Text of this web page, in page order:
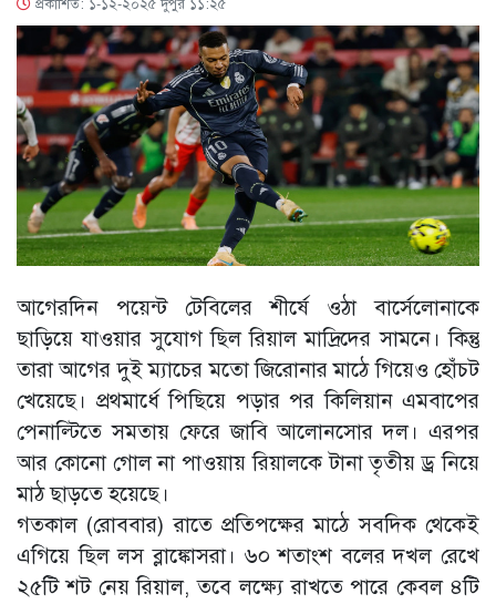
প্রকাশিত: ১-১২-২০২৫ দুপুর ১১:২৫
আগেরদিন পয়েন্ট টেবিলের শীর্ষে ওঠা বার্সেলোনাকে
ছাড়িয়ে যাওয়ার সুযোগ ছিল রিয়াল মাদ্রিদের সামনে। কিন্তু
তারা আগের দুই ম্যাচের মতো জিরোনার মাঠে গিয়েও হোঁচট
খেয়েছে। প্রথমার্ধে পিছিয়ে পড়ার পর কিলিয়ান এমবাপের
পেনাল্টিতে সমতায় ফেরে জাবি আলোনসোর দল। এরপর
আর কোনো গোল না পাওয়ায় রিয়ালকে টানা তৃতীয় ড্র নিয়ে
মাঠ ছাড়তে হয়েছে।
গতকাল (রোববার) রাতে প্রতিপক্ষের মাঠে সবদিক থেকেই
এগিয়ে ছিল লস ব্লাঙ্কোসরা। ৬০ শতাংশ বলের দখল রেখে
২৫টি শট নেয় রিয়াল, তবে লক্ষ্যে রাখতে পারে কেবল ৪টি